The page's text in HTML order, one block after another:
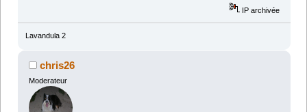
IP archivée
Lavandula 2
chris26
Moderateur